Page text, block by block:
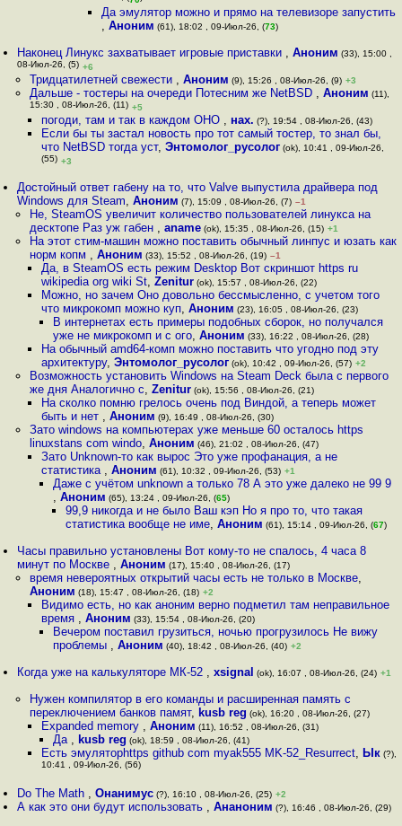
Да эмулятор можно и прямо на телевизоре запустить
, Аноним (61), 18:02 , 09-Июл-26, (73)
Наконец Линукс захватывает игровые приставки ,Аноним (33), 15:00 ,
08-Июл-26, (5) +6
Тридцатилетней свежести , Аноним (9), 15:26 , 08-Июл-26, (9) +3
Дальше - тостеры на очереди Потесним же NetBSD , Аноним (11),
15:30 , 08-Июл-26, (11) +5
погоди, там и так в каждом ОНО , нах. (?), 19:54 , 08-Июл-26, (43)
Если бы ты застал новость про тот самый тостер, то знал бы,
что NetBSD тогда уст, Энтомолог_русолог(ok), 10:41 , 09-Июл-26,
(55) +3
Достойный ответ габену на то, что Valve выпустила драйвера под
Windows для Steam,Аноним (7), 15:09 , 08-Июл-26, (7) –1
Не, SteamOS увеличит количество пользователей линукса на
десктопе Раз уж габен , aname(ok), 15:35 , 08-Июл-26, (15) +1
На этот стим-машин можно поставить обычный линпус и юзать как
норм копм , Аноним (33), 15:52 , 08-Июл-26, (19) –1
Да, в SteamOS есть режим Desktop Вот скриншот https ru
wikipedia org wiki St, Zenitur(ok), 15:57 , 08-Июл-26, (22)
Можно, но зачем Оно довольно бессмысленно, с учетом того
что микрокомп можно куп, Аноним (23), 16:05 , 08-Июл-26, (23)
В интернетах есть примеры подобных сборок, но получался
уже не микрокомп и с ого,Аноним (33), 16:22 , 08-Июл-26, (28)
На обычный amd64-комп можно поставить что угодно под эту
архитектуру, Энтомолог_русолог(ok), 10:42 , 09-Июл-26, (57) +2
Возможность установить Windows на Steam Deck была с первого
же дня Аналогично с, Zenitur(ok), 15:56 , 08-Июл-26, (21)
На сколко помню грелось очень под Виндой, а теперь может
быть и нет , Аноним (9), 16:49 , 08-Июл-26, (30)
Зато windows на компьютерах уже меньше 60 осталось https
linuxstans com windo, Аноним (46), 21:02 , 08-Июл-26, (47)
Зато Unknown-то как вырос Это уже профанация, а не
статистика , Аноним (61), 10:32 , 09-Июл-26, (53) +1
Даже с учётом unknown а только 78 А это уже далеко не 99 9
,Аноним (65), 13:24 , 09-Июл-26, (65)
99,9 никогда и не было Ваш кэп Но я про то, что такая
статистика вообще не име, Аноним (61), 15:14 , 09-Июл-26, (67)
Часы правильно установлены Вот кому-то не спалось, 4 часа 8
минут по Москве ,Аноним (17), 15:40 , 08-Июл-26, (17)
время невероятных открытий часы есть не только в Москве,
Аноним (18), 15:47 , 08-Июл-26, (18) +2
Видимо есть, но как аноним верно подметил там неправильное
время , Аноним (33), 15:54 , 08-Июл-26, (20)
Вечером поставил грузиться, ночью прогрузилось Не вижу
проблемы ,Аноним (40), 18:42 , 08-Июл-26, (40) +2
Когда уже на калькуляторе МК-52 ,xsignal (ok), 16:07 , 08-Июл-26, (24) +1
Нужен компилятор в его команды и расширенная память с
переключением банков памят, kusb reg (ok), 16:20 , 08-Июл-26, (27)
Expanded memory , Аноним (11), 16:52 , 08-Июл-26, (31)
Да , kusb reg (ok), 18:59 , 08-Июл-26, (41)
Есть эмуляторhttps github com myak555 MK-52_Resurrect, Ык(?),
10:41 , 09-Июл-26, (56)
Do The Math ,Онанимус (?), 16:10 , 08-Июл-26, (25) +2
А как это они будут использовать ,Ананоним (?), 16:46 , 08-Июл-26, (29)